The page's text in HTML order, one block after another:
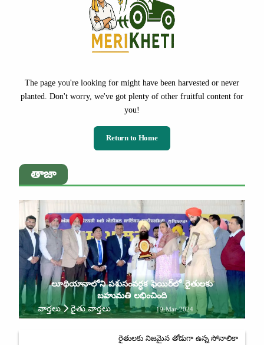
The page you're looking for might have been harvested or never
planted. Don't worry, we've got plenty of other fruitful content for
you!
Return to Home
తాజా
లూథియానాలోని పశుసంవర్ధక ఫెయిర్‌లో రైతులకు
బహుమతి లభించింది
వార్తలు
రైతు వార్తలు 19-Mar-2024
రైతులకు నిజమైన తోడుగా ఉన్న సోనాలికా